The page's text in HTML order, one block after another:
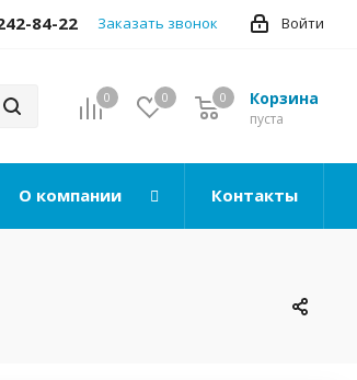
Войти
84-22 Заказать звонок
0 0 Корзина
0
пуста
0
О компании Контакты